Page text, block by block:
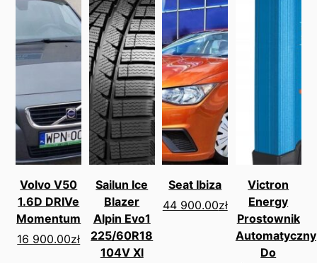
Volvo V50
1.6D DRIVe
Momentum
16 900.00zł
Sailun Ice
Blazer
Alpin Evo1
225/60R18
104V Xl
Seat Ibiza
44 900.00zł
Victron
Energy
Prostownik
Automatyczny
Do